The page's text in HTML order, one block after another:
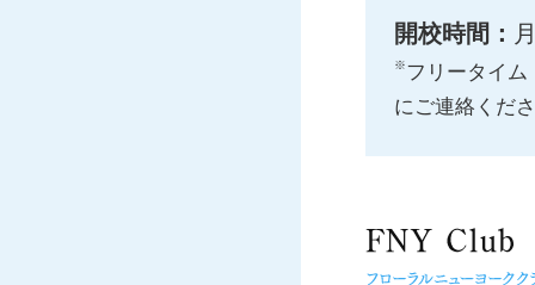
開校時間：
※フリータイ
にご連絡くだ